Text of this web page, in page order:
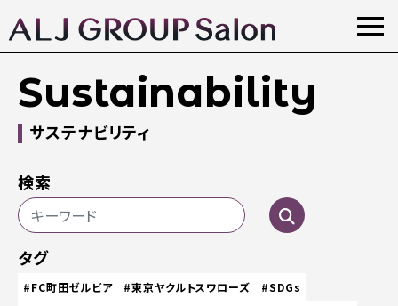
Sustainability
サステナビリティ
検索
タグ
#FC町田ゼルビア #東京ヤクルトスワローズ
#SDGs